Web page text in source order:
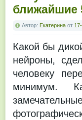
ближайшие
Автор: Екатерина от
Какой бы
нейроны,
человеку
минимум.